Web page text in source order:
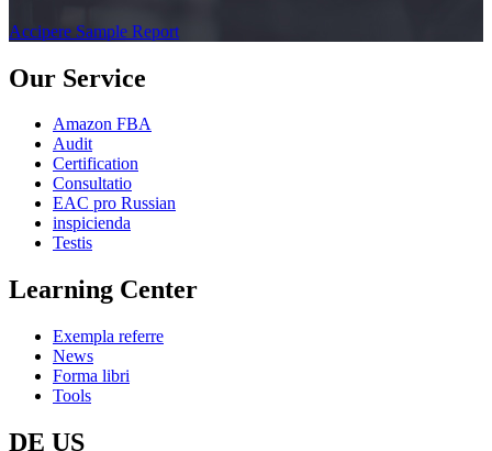
Accipere Sample Report
Our Service
Amazon FBA
Audit
Certification
Consultatio
EAC pro Russian
inspicienda
Testis
Learning Center
Exempla referre
News
Forma libri
Tools
DE US